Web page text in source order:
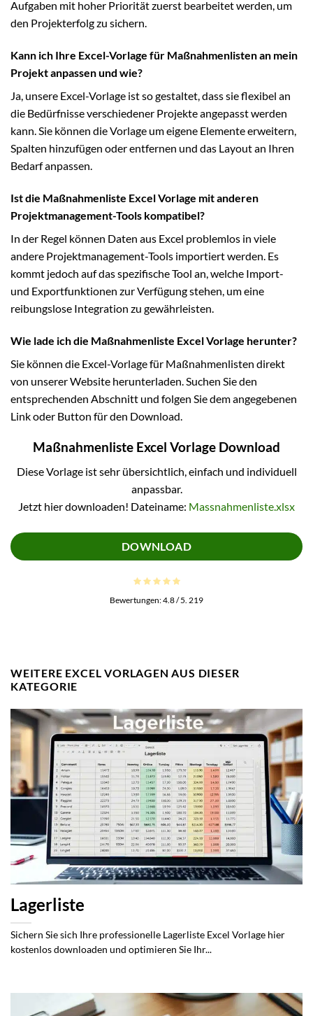
Aufgaben mit hoher Priorität zuerst bearbeitet werden, um
den Projekterfolg zu sichern.
Kann ich Ihre Excel-Vorlage für Maßnahmenlisten an mein
Projekt anpassen und wie?
Ja, unsere Excel-Vorlage ist so gestaltet, dass sie flexibel an
die Bedürfnisse verschiedener Projekte angepasst werden
kann. Sie können die Vorlage um eigene Elemente erweitern,
Spalten hinzufügen oder entfernen und das Layout an Ihren
Bedarf anpassen.
Ist die Maßnahmenliste Excel Vorlage mit anderen
Projektmanagement-Tools kompatibel?
In der Regel können Daten aus Excel problemlos in viele
andere Projektmanagement-Tools importiert werden. Es
kommt jedoch auf das spezifische Tool an, welche Import-
und Exportfunktionen zur Verfügung stehen, um eine
reibungslose Integration zu gewährleisten.
Wie lade ich die Maßnahmenliste Excel Vorlage herunter?
Sie können die Excel-Vorlage für Maßnahmenlisten direkt
von unserer Website herunterladen. Suchen Sie den
entsprechenden Abschnitt und folgen Sie dem angegebenen
Link oder Button für den Download.
Maßnahmenliste Excel Vorlage Download
Diese Vorlage ist sehr übersichtlich, einfach und individuell
anpassbar.
Jetzt hier downloaden! Dateiname: Massnahmenliste.xlsx
DOWNLOAD
Bewertungen:4.8/ 5. 219
WEITERE EXCEL VORLAGEN AUS DIESER
KATEGORIE
Lagerliste
Sichern Sie sich Ihre professionelle Lagerliste Excel Vorlage hier
kostenlos downloaden und optimieren Sie Ihr...